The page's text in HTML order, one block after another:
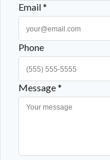
Email *
Phone
Message *